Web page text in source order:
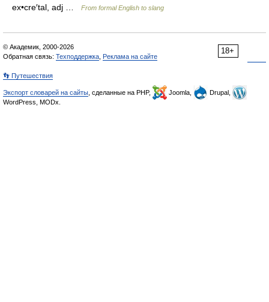
ex•cre′tal, adj …
From formal English to slang
18+
© Академик, 2000-2026
Обратная связь: Техподдержка Реклама на сайте
👣 Путешествия
Экспорт словарей на сайты , сделанные на PHP, Joomla,
Drupal,
WordPress, MODx.